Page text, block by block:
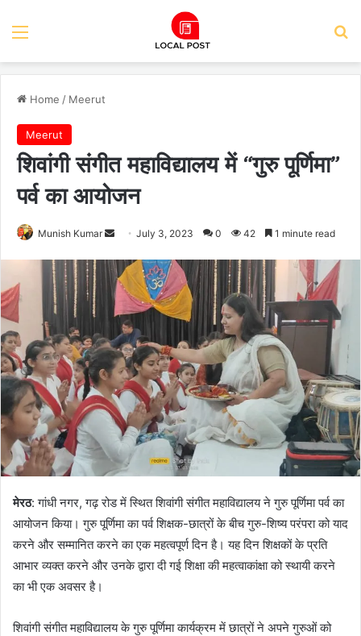
Menu
Home / Meerut
Meerut
शिवांगी संगीत महाविद्यालय में “गुरु पूर्णिमा”
पर्व का आयोजन
Munish Kumar
Send
email
July 3, 2023 0 42 1 minute read
मेरठ: गांधी नगर, गढ़ रोड में स्थित शिवांगी संगीत महाविद्यालय ने गुरु पूर्णिमा पर्व का
आयोजन किया। गुरु पूर्णिमा का पर्व शिक्षक-छात्रों के बीच गुरु-शिष्य परंपरा को याद
करने और सम्मानित करने का एक महत्वपूर्ण दिन है। यह दिन शिक्षकों के प्रति
आभार व्यक्त करने और उनके द्वारा दी गई शिक्षा की महत्वाकांक्षा को स्थायी करने
का भी एक अवसर है।
शिवांगी संगीत महाविद्यालय के गुरु पूर्णिमा कार्यक्रम में छात्रों ने अपने गुरुओं को